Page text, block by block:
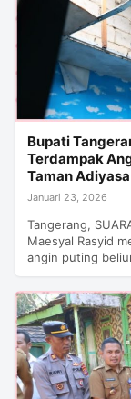
Bupati
Terdampak
Taman
Januari 23, 2026
Tangerang,
Maesyal Rasyid
angin puting